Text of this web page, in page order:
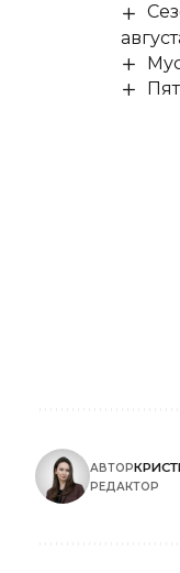
АВТОР
РЕДАКТОР